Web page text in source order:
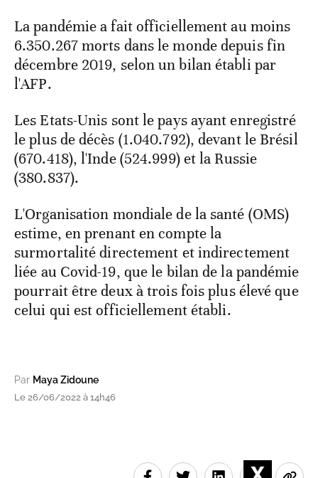
La pandémie a fait officiellement au moins
6.350.267 morts dans le monde depuis fin
décembre 2019, selon un bilan établi par
l'AFP.
Les Etats-Unis sont le pays ayant enregistré
le plus de décès (1.040.792), devant le Brésil
(670.418), l'Inde (524.999) et la Russie
(380.837).
L'Organisation mondiale de la santé (OMS)
estime, en prenant en compte la
surmortalité directement et indirectement
liée au Covid-19, que le bilan de la pandémie
pourrait être deux à trois fois plus élevé que
celui qui est officiellement établi.
Par Maya Zidoune
Le 26/06/2022 à 14h46